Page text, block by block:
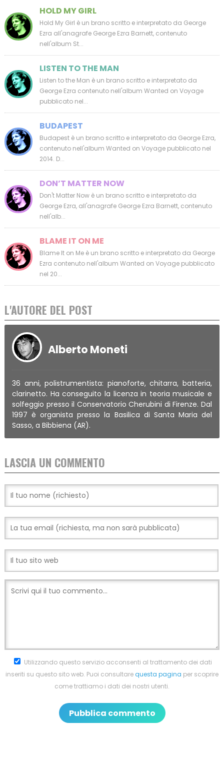
HOLD MY GIRL
Hold My Girl è un brano scritto e interpretato da George
Ezra all'anagrafe George Ezra Barnett, contenuto
nell'album St...
LISTEN TO THE MAN
Listen to the Man è un brano scritto e interpretato da
George Ezra contenuto nell'album Wanted on Voyage
pubblicato nel...
BUDAPEST
Budapest è un brano scritto e interpretato da George Ezra,
contenuto nell'album Wanted on Voyage pubblicato nel
2014. D...
DON’T MATTER NOW
Don't Matter Now è un brano scritto e interpretato da
George Ezra, all'anagrafe George Ezra Barnett, contenuto
nell'alb...
BLAME IT ON ME
Blame It on Me è un brano scritto e interpretato da George
Ezra contenuto nell'album Wanted on Voyage pubblicato
nel 20...
L'AUTORE DEL POST
Alberto Moneti
36 anni, polistrumentista: pianoforte, chitarra, batteria,
clarinetto. Ha conseguito la licenza in teoria musicale e
solfeggio presso il Conservatorio Cherubini di Firenze. Dal
1997 è organista presso la Basilica di Santa Maria del
Sasso, a Bibbiena (AR).
LASCIA UN COMMENTO
Utilizzando questo servizio acconsenti al trattamento dei dati
inseriti su questo sito web. Puoi consultarequesta pagina per scoprire
come trattiamo i dati dei nostri utenti.